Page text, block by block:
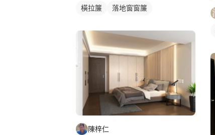
橫拉簾 落地窗窗簾
陳梓仁